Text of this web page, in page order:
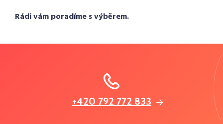
Rádi vám poradíme s výběrem.
+420 792 772 833